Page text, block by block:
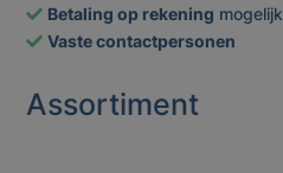
Betaling op rekening mogelijk
Vaste contactpersonen
Assortiment